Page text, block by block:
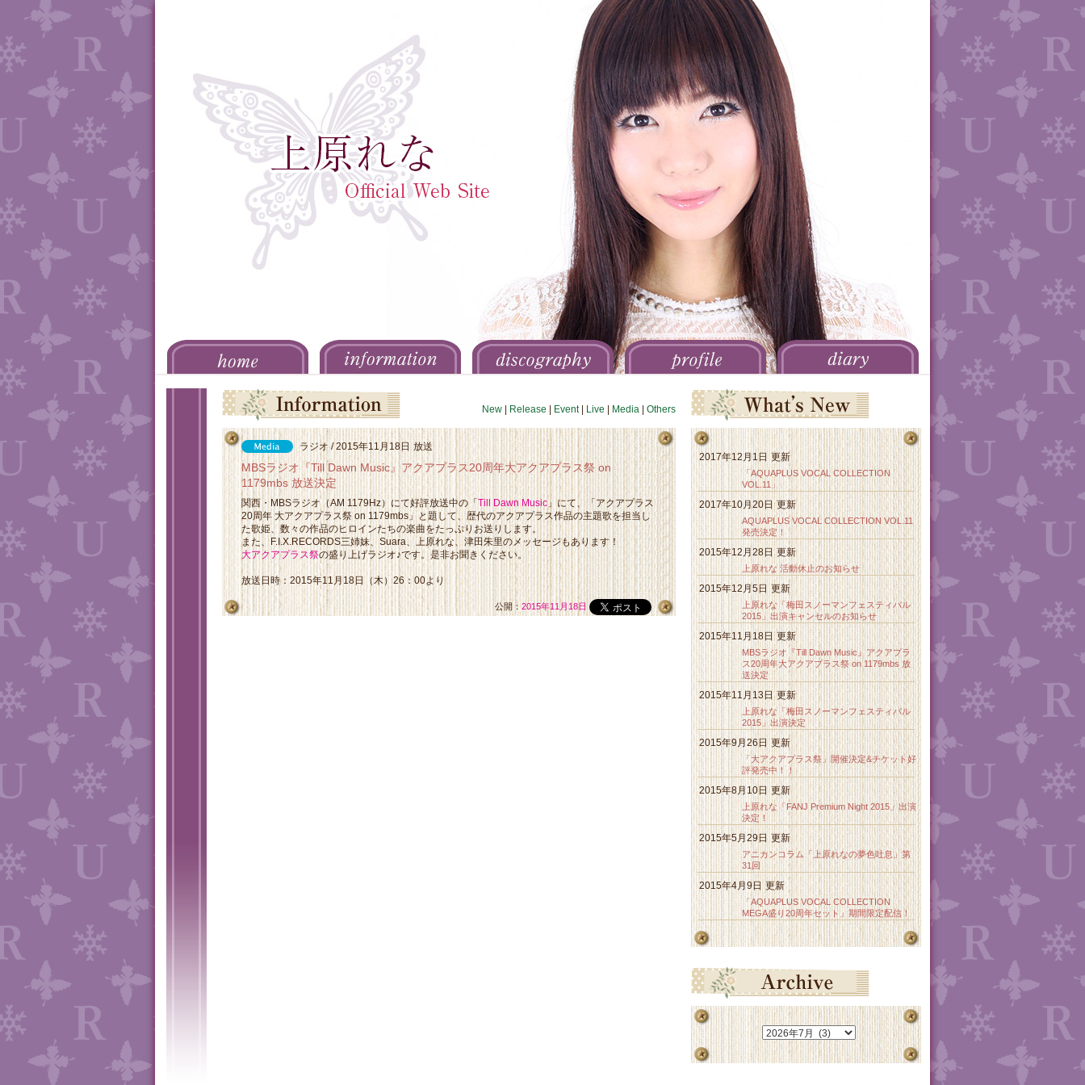
New Release Event Live Media Others
ラジオ / 2015年11月18日 放送
MBSラジオ『Till Dawn Music』アクアプラス20周年大アクアプラス祭 on
1179mbs 放送決定
関西・MBSラジオ（AM 1179Hz）にて好評放送中の「 Till Dawn Music」にて、「アクアプラス
20周年 大アクアプラス祭 on 1179mbs」と題して、歴代のアクアプラス作品の主題歌を担当し
た歌姫、数々の作品のヒロインたちの楽曲をたっぷりお送りします。
また、F.I.X.RECORDS三姉妹、Suara、上原れな、津田朱里のメッセージもあります！
大アクアプラス祭の盛り上げラジオ♪です。是非お聞きください。
放送日時：2015年11月18日（木）26：00より
公開： 2015年11月18日
2017年12月1日 更新
「AQUAPLUS VOCAL COLLECTION
VOL.11」
2017年10月20日 更新
AQUAPLUS VOCAL COLLECTION VOL.11
発売決定！
2015年12月28日 更新
上原れな 活動休止のお知らせ
2015年12月5日 更新
上原れな「梅田スノーマンフェスティバル
2015」出演キャンセルのお知らせ
2015年11月18日 更新
MBSラジオ『Till Dawn Music』アクアプラ
ス20周年大アクアプラス祭 on 1179mbs 放
送決定
2015年11月13日 更新
上原れな「梅田スノーマンフェスティバル
2015」出演決定
2015年9月26日 更新
「大アクアプラス祭」開催決定&チケット好
評発売中！！
2015年8月10日 更新
上原れな「FANJ Premium Night 2015」出演
決定！
2015年5月29日 更新
アニカンコラム「上原れなの夢色吐息」第
31回
2015年4月9日 更新
「AQUAPLUS VOCAL COLLECTION
MEGA盛り20周年セット」期間限定配信！